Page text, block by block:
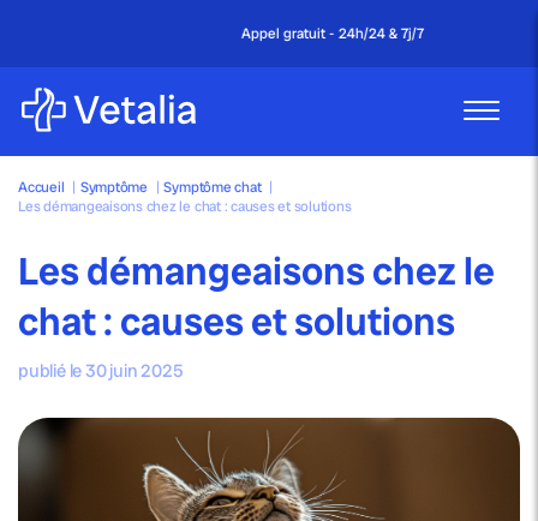
Appel gratuit - 24h/24 & 7j/7
Accueil | Symptôme | Symptôme chat |
Les démangeaisons chez le chat : causes et solutions
Les démangeaisons chez le
chat : causes et solutions
publié le 30 juin 2025